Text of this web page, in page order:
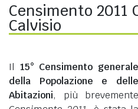
Censimento 2011
Calvisio
Il 15° Censimento generale
della Popolazione e delle
Abitazioni, più brevemente